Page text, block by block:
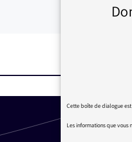
Cette boîte de dialogue
Les informations que